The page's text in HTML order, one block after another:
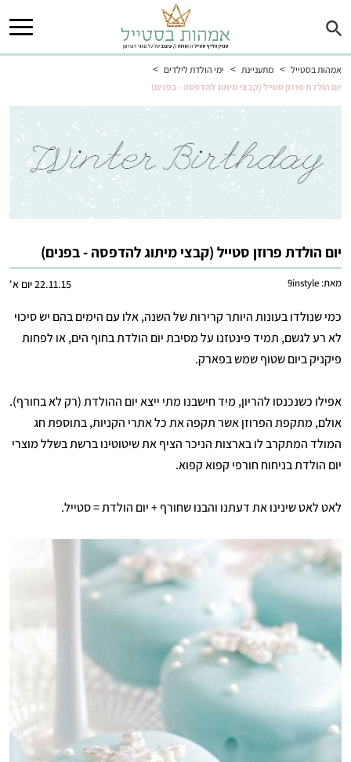
אמהות בסטייל > מתעניינת > ימי הולדת לילדים >
יום הולדת פרוזן סטייל (קבצי מיתוג להדפסה - בפנים)
יום הולדת פרוזן סטייל (קבצי מיתוג להדפסה - בפנים)
22.11.15 יום א' מאת: 9instyle
כמי שנולדו בעונות היותר קרירות של השנה, אלו עם הימים בהם יש סיכוי
לא רע לגשם, תמיד פינטזנו על מסיבת יום הולדת בחוף הים, או לפחות
פיקניק ביום שטוף שמש בפארק.
אפילו כשנכנסו להריון, מיד חישבנו מתי ייצא יום ההולדת (רק לא בחורף).
אולם, מתקפת הפרוזן אשר תקפה את כל אתרי הקניות, בתוספת חג
המולד המתקרב לו בארצות הניכר הציף את שיטוטינו ברשת בשלל מוצרי
יום הולדת בניחוח חורפי קפוא קפוא.
לאט לאט שינינו את דעתנו והבנו שחורף + יום הולדת = סטייל.